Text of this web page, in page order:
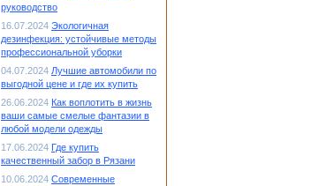
руководство
16.07.2024 Экологичная
дезинфекция: устойчивые методы
профессиональной уборки
04.07.2024 Лучшие автомобили по
выгодной цене и где их купить
26.06.2024 Как воплотить в жизнь
ваши самые смелые фантазии в
любой модели одежды
17.06.2024 Где купить
качественный забор в Рязани
10.06.2024 Современные